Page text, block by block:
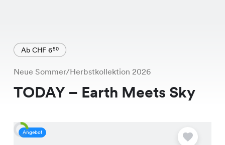
Ab CHF 650
Neue Sommer/Herbstkollektion 2026
TODAY – Earth Meets Sky
Angebot